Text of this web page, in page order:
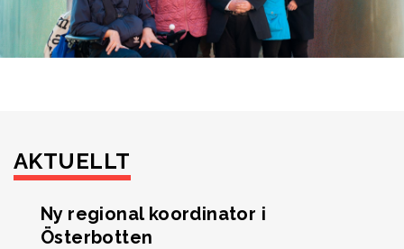
AKTUELLT
Ny regional koordinator i
Österbotten